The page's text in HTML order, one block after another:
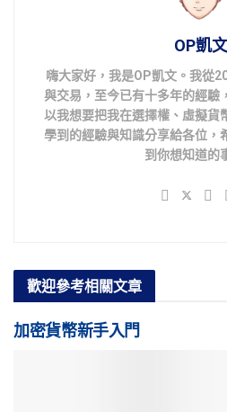
OP凱文
嗨大家好，我是OP凱文。我從
與交易，至今已有十多年的經驗
以我想要把我在選擇權、虛擬貨
學到的經驗與知識分享給各位，
到你想知道的
歡迎參考相關文章
加密貨幣新手入門